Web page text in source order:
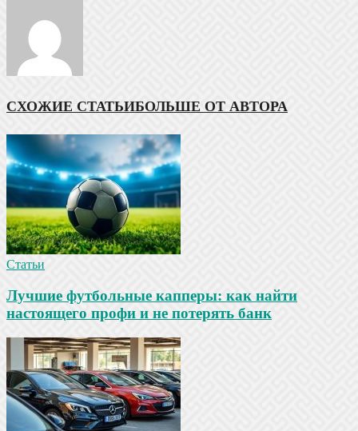
СХОЖИЕ СТАТЬИБОЛЬШЕ ОТ АВТОРА
Статьи
Лучшие футбольные капперы: как найти
настоящего профи и не потерять банк